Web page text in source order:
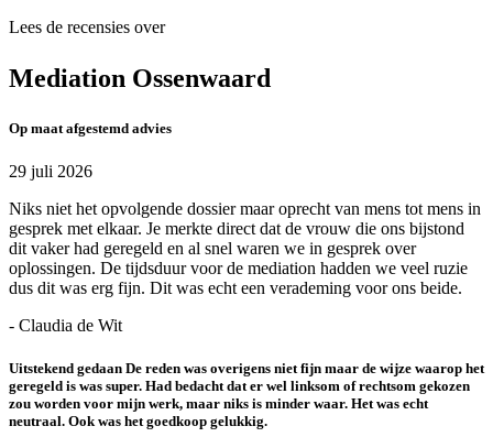
Lees de recensies over
Mediation Ossenwaard
Op maat afgestemd advies
29 juli 2026
Niks niet het opvolgende dossier maar oprecht van mens tot mens in
gesprek met elkaar. Je merkte direct dat de vrouw die ons bijstond
dit vaker had geregeld en al snel waren we in gesprek over
oplossingen. De tijdsduur voor de mediation hadden we veel ruzie
dus dit was erg fijn. Dit was echt een verademing voor ons beide.
- Claudia de Wit
Uitstekend gedaan De reden was overigens niet fijn maar de wijze waarop het
geregeld is was super. Had bedacht dat er wel linksom of rechtsom gekozen
zou worden voor mijn werk, maar niks is minder waar. Het was echt
neutraal. Ook was het goedkoop gelukkig.